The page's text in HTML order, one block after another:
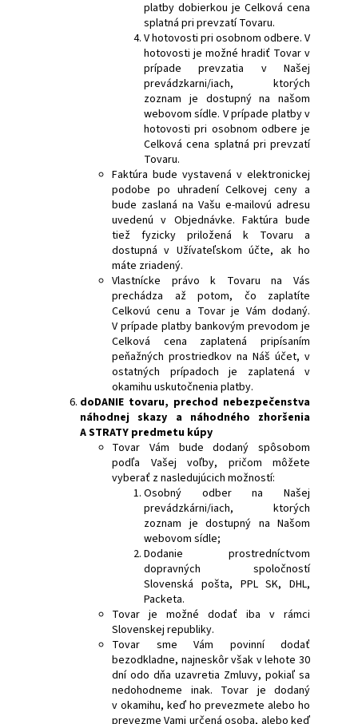
platby dobierkou je Celková cena
splatná pri prevzatí Tovaru.
V hotovosti pri osobnom odbere. V
hotovosti je možné hradiť Tovar v
prípade prevzatia v Našej
prevádzkarni/iach, ktorých
zoznam je dostupný na našom
webovom sídle. V prípade platby v
hotovosti pri osobnom odbere je
Celková cena splatná pri prevzatí
Tovaru.
Faktúra bude vystavená v elektronickej
podobe po uhradení Celkovej ceny a
bude zaslaná na Vašu e-mailovú adresu
uvedenú v Objednávke. Faktúra bude
tiež fyzicky priložená k Tovaru a
dostupná v Užívateľskom účte, ak ho
máte zriadený.
Vlastnícke právo k Tovaru na Vás
prechádza až potom, čo zaplatíte
Celkovú cenu a Tovar je Vám dodaný.
V prípade platby bankovým prevodom je
Celková cena zaplatená pripísaním
peňažných prostriedkov na Náš účet, v
ostatných prípadoch je zaplatená v
okamihu uskutočnenia platby.
doDANIE tovaru, prechod nebezpečenstva
náhodnej skazy a náhodného zhoršenia
A STRATY predmetu kúpy
Tovar Vám bude dodaný spôsobom
podľa Vašej voľby, pričom môžete
vyberať z nasledujúcich možností:
Osobný odber na Našej
prevádzkárni/iach, ktorých
zoznam je dostupný na Našom
webovom sídle;
Dodanie prostredníctvom
dopravných spoločností
Slovenská pošta, PPL SK, DHL,
Packeta.
Tovar je možné dodať iba v rámci
Slovenskej republiky.
Tovar sme Vám povinní dodať
bezodkladne, najneskôr však v lehote 30
dní odo dňa uzavretia Zmluvy, pokiaľ sa
nedohodneme inak. Tovar je dodaný
v okamihu, keď ho prevezmete alebo ho
prevezme Vami určená osoba, alebo keď